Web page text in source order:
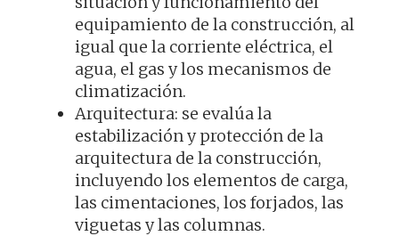
equipamiento de la construcción, al
igual que la corriente eléctrica, el
agua, el gas y los mecanismos de
climatización.
Arquitectura: se evalúa la
estabilización y protección de la
arquitectura de la construcción,
incluyendo los elementos de carga,
las cimentaciones, los forjados, las
viguetas y las columnas.